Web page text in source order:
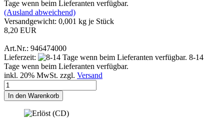
Tage wenn beim Lieferanten verfügbar.
(Ausland abweichend)
Versandgewicht: 0,001 kg je Stück
8,20 EUR
Art.Nr.: 946474000
Lieferzeit:
8-14
Tage wenn beim Lieferanten verfügbar.
inkl. 20% MwSt. zzgl. Versand
In den Warenkorb